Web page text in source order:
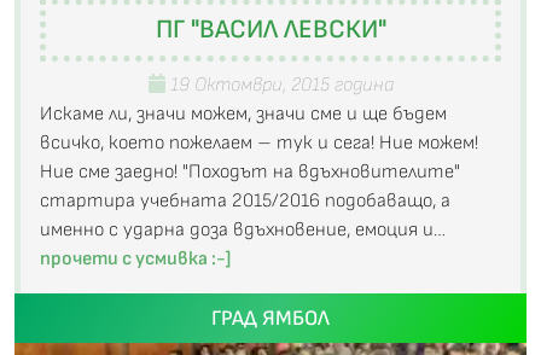
ПГ "ВАСИЛ ЛЕВСКИ"
19 Октомври, 2015 година
Искаме ли, значи можем, значи сме и ще бъдем
всичко, което пожелаем – тук и сега! Ние можем!
Ние сме заедно! "Походът на вдъхновителите"
стартира учебната 2015/2016 подобаващо, а
именно с ударна доза вдъхновение, емоция и…
прочети с усмивка :-]
ГРАД ЯМБОЛ